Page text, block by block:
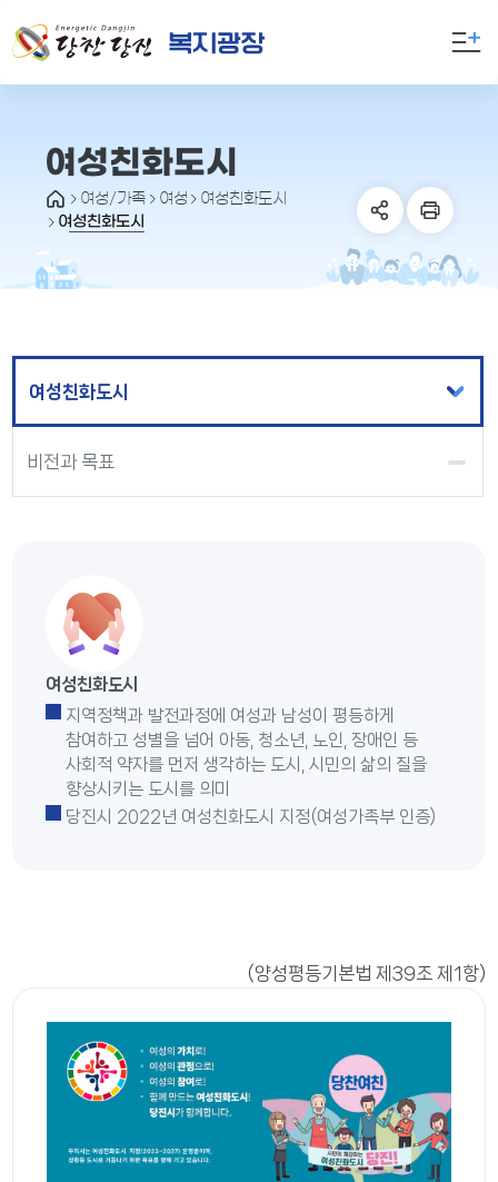
여성친화도시
여성/가족 여성 여성친화도시
여성친화도시
여성친화도시
비전과 목표
여성친화도시
지역정책과 발전과정에 여성과 남성이 평등하게
참여하고 성별을 넘어 아동, 청소년, 노인, 장애인 등
사회적 약자를 먼저 생각하는 도시, 시민의 삶의 질을
향상시키는 도시를 의미
당진시 2022년 여성친화도시 지정(여성가족부 인증)
(양성평등기본법 제39조 제1항)
족
세